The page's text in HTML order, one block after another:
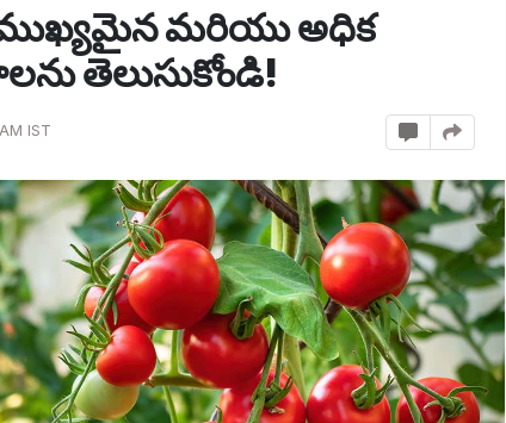
మరియు అధిక
తెలుసుకోండి!
IST